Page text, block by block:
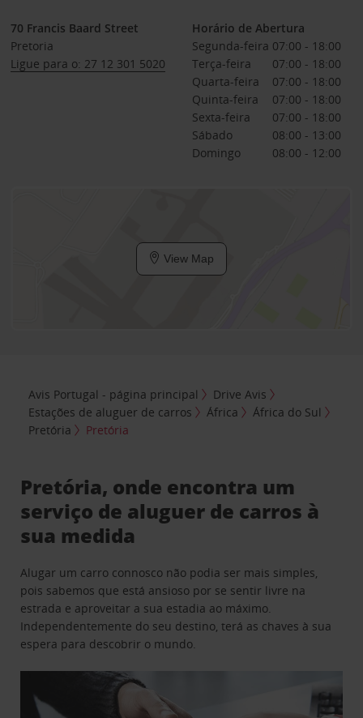
70 Francis Baard Street
Pretoria
Ligue para o: 27 12 301 5020
Horário de Abertura
Segunda-feira 07:00 - 18:00
Terça-feira
07:00 - 18:00
Quarta-feira
07:00 - 18:00
Quinta-feira
07:00 - 18:00
Sexta-feira
07:00 - 18:00
Sábado
08:00 - 13:00
Domingo
08:00 - 12:00
View Map
Avis Portugal - página principal
Drive Avis
Estações de aluguer de carros
África
África do Sul
Pretória
Pretória
Pretória, onde encontra um
serviço de aluguer de carros à
sua medida
Alugar um carro connosco não podia ser mais simples,
pois sabemos que está ansioso por se sentir livre na
estrada e aproveitar a sua estadia ao máximo.
Independentemente do seu destino, terá as chaves à sua
espera para descobrir o mundo.